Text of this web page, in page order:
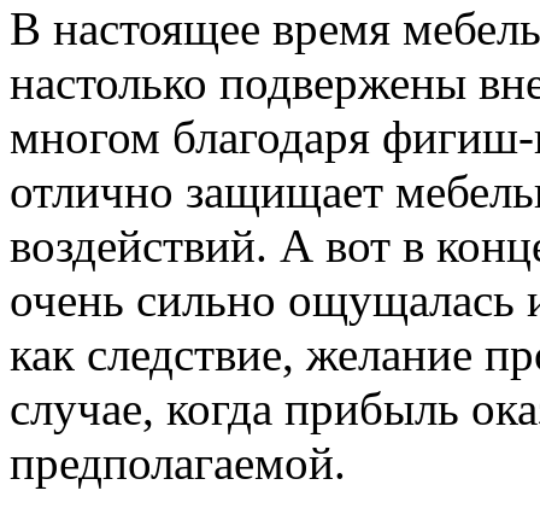
В настоящее время
настолько подвержены
многом благодаря
отлично защищает
воздействий. А вот в
очень сильно ощущалась
как следствие, желание
случае, когда прибыль
предполагаемой.